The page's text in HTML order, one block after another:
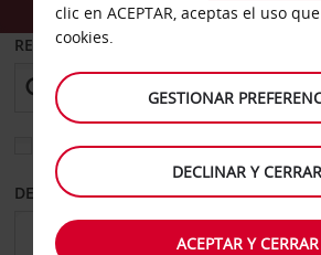
RECOGER EN
Elegir otra oficina de devolución
DESDE HASTA
clic en ACEPTAR, aceptas el uso
cookies.
GESTIONAR
DECLINAR Y CERRAR
ACEPTAR Y CERRAR